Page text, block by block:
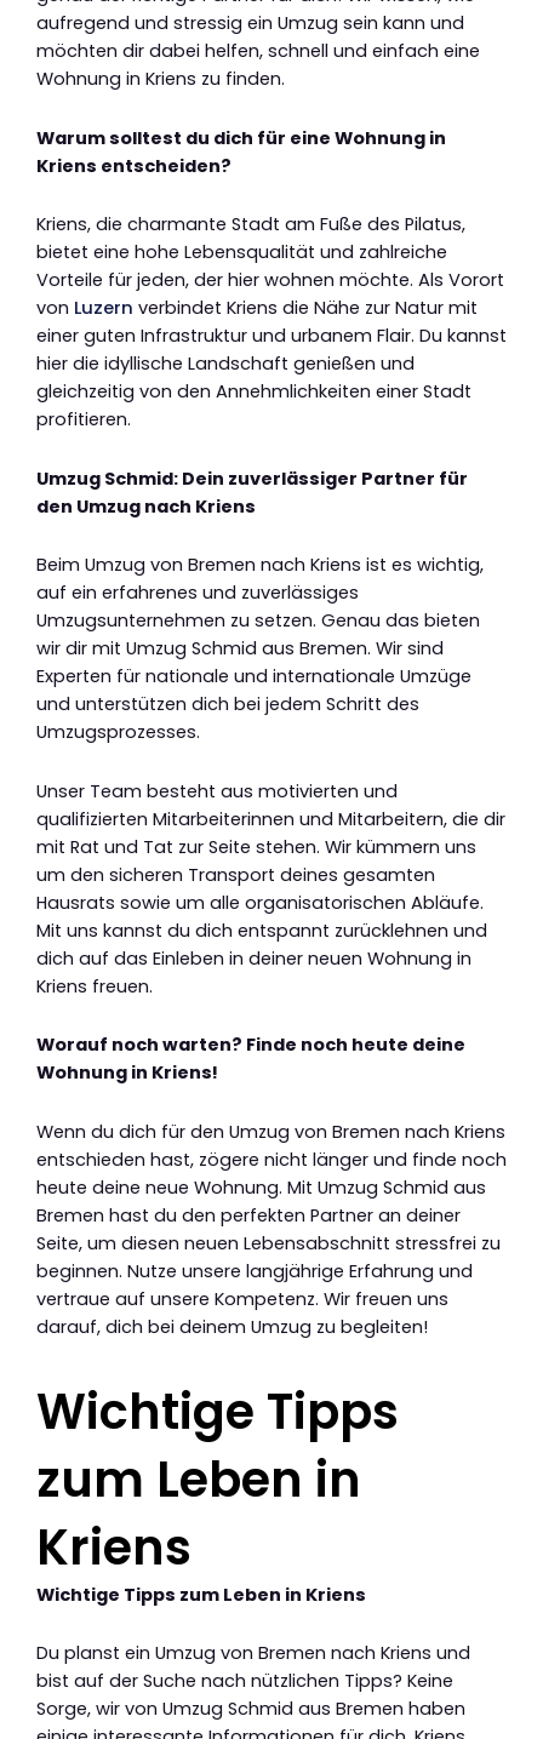
aufregend und stressig ein Umzug sein kann und
möchten dir dabei helfen, schnell und einfach eine
Wohnung in Kriens zu finden.
Warum solltest du dich für eine Wohnung in
Kriens entscheiden?
Kriens, die charmante Stadt am Fuße des Pilatus,
bietet eine hohe Lebensqualität und zahlreiche
Vorteile für jeden, der hier wohnen möchte. Als Vorort
von Luzern verbindet Kriens die Nähe zur Natur mit
einer guten Infrastruktur und urbanem Flair. Du kannst
hier die idyllische Landschaft genießen und
gleichzeitig von den Annehmlichkeiten einer Stadt
profitieren.
Umzug Schmid: Dein zuverlässiger Partner für
den Umzug nach Kriens
Beim Umzug von Bremen nach Kriens ist es wichtig,
auf ein erfahrenes und zuverlässiges
Umzugsunternehmen zu setzen. Genau das bieten
wir dir mit Umzug Schmid aus Bremen. Wir sind
Experten für nationale und internationale Umzüge
und unterstützen dich bei jedem Schritt des
Umzugsprozesses.
Unser Team besteht aus motivierten und
qualifizierten Mitarbeiterinnen und Mitarbeitern, die dir
mit Rat und Tat zur Seite stehen. Wir kümmern uns
um den sicheren Transport deines gesamten
Hausrats sowie um alle organisatorischen Abläufe.
Mit uns kannst du dich entspannt zurücklehnen und
dich auf das Einleben in deiner neuen Wohnung in
Kriens freuen.
Worauf noch warten? Finde noch heute deine
Wohnung in Kriens!
Wenn du dich für den Umzug von Bremen nach Kriens
entschieden hast, zögere nicht länger und finde noch
heute deine neue Wohnung. Mit Umzug Schmid aus
Bremen hast du den perfekten Partner an deiner
Seite, um diesen neuen Lebensabschnitt stressfrei zu
beginnen. Nutze unsere langjährige Erfahrung und
vertraue auf unsere Kompetenz. Wir freuen uns
darauf, dich bei deinem Umzug zu begleiten!
Wichtige Tipps
zum Leben in
Kriens
Wichtige Tipps zum Leben in Kriens
Du planst ein Umzug von Bremen nach Kriens und
bist auf der Suche nach nützlichen Tipps? Keine
Sorge, wir von Umzug Schmid aus Bremen haben